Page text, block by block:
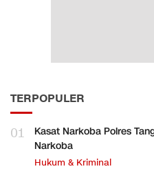
TERPOPULER
01
Kasat Narkoba Polres
Narkoba
Hukum & Kriminal